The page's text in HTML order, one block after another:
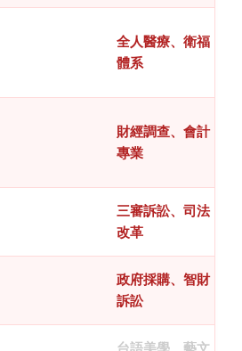
全人醫療、衛福
體系
財經調查、會計
專業
三審訴訟、司法
改革
政府採購、智財
訴訟
台語美學、藝文